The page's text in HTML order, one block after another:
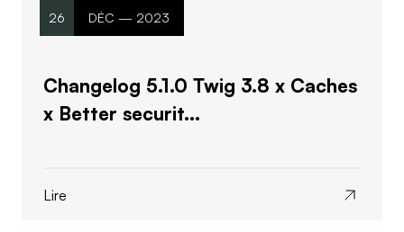
26 DÉC — 2023
Changelog 5.1.0 Twig 3.8 x Caches
x Better securit...
Lire